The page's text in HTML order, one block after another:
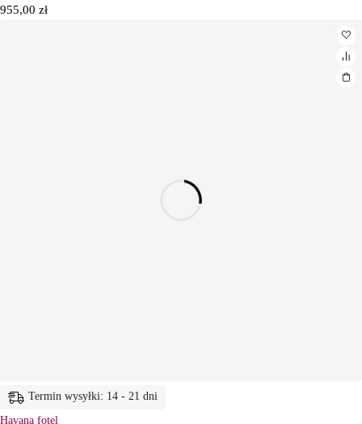
955,00 zł
Termin wysyłki: 14 - 21 dni
Havana fotel